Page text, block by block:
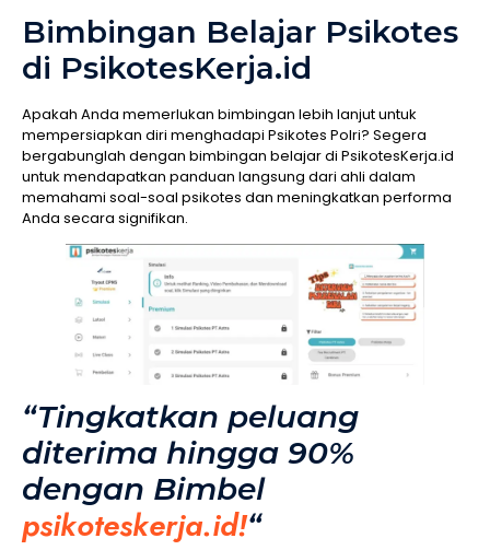
Bimbingan Belajar Psikotes
di PsikotesKerja.id
Apakah Anda memerlukan bimbingan lebih lanjut untuk
mempersiapkan diri menghadapi Psikotes Polri? Segera
bergabunglah dengan bimbingan belajar di PsikotesKerja.id
untuk mendapatkan panduan langsung dari ahli dalam
memahami soal-soal psikotes dan meningkatkan performa
Anda secara signifikan.
“Tingkatkan peluang
diterima hingga 90%
dengan Bimbel
psikoteskerja.id!“